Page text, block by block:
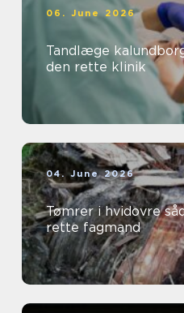
06. June 2026
Tandlæge kalundborg sådan vælger
den rette klinik
04. June 2026
Tømrer i hvidovre sådan vælger du den
rette fagmand